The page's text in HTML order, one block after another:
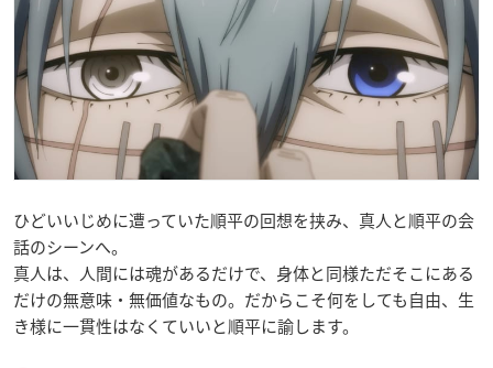
ひどいいじめに遭っていた順平の回想を挟み、真人と順平の会
話のシーンへ。
真人は、人間には魂があるだけで、身体と同様ただそこにある
だけの無意味・無価値なもの。だからこそ何をしても自由、生
き様に一貫性はなくていいと順平に諭します。